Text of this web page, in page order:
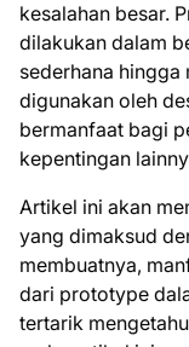
kesalahan besar.
dilakukan dalam
sederhana
digunakan oleh
bermanfaat bagi
kepentingan
Artikel ini akan
yang dimaksud
membuatnya,
dari prototype
tertarik